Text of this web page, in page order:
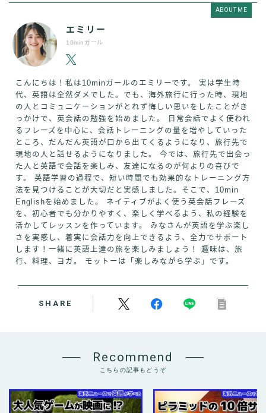
ABOUT ME
エミリー
10minガール
こんにちは！私は10minガールのエミリーです。 実は学生時
代、英語は全然ダメでした。でも、海外旅行に行った時、現地
の人とコミュニケーションがとれず悔しい思いをしたことがき
っかけで、英会話の勉強を始めました。 日常会話でよく使われ
るフレーズを中心に、会話トレーニングの量を増やしていった
ところ、だんだん英語が口から出てくるようになり、旅行先で
現地の人と話せるようになりました。 今では、旅行先で出会っ
た人と英語で会話を楽しみ、友達になるのが何よりの喜びで
す。 英語学習の過程で、短い時間でも効果的なトレーニング方
法を見つけることが大切だと実感しました。そこで、10min
Englishを始めました。 ネイティブがよく使う英会話フレーズ
を、初心者でも分かりやすく、楽しく学べるよう、私の経験を
活かしてレッスンを作っています。 みなさんが英語を学ぶ楽し
さを実感し、着実に会話力を向上できるよう、全力でサポート
します！一緒に英語上達の旅を楽しみましょう！ 趣味は、旅
行、料理、ヨガ。 モットーは「楽しみながら学ぶ」です。
SHARE
Recommend
こちらの記事もどうぞ